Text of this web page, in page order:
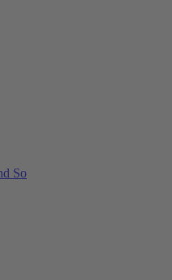
So